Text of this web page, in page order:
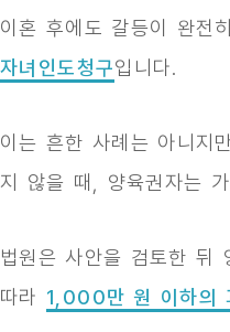
이혼 후에도 갈등이 완전
자녀인도청구입니다.
이는 흔한 사례는 아니지
지 않을 때, 양육권자는 가
법원은 사안을 검토한 뒤
따라 1,000만 원 이하의